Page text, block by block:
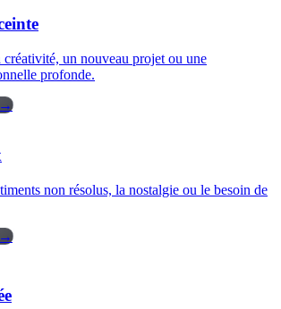
créativité, un nouveau projet ou une
profonde.
→
non résolus, la nostalgie ou le besoin de
→